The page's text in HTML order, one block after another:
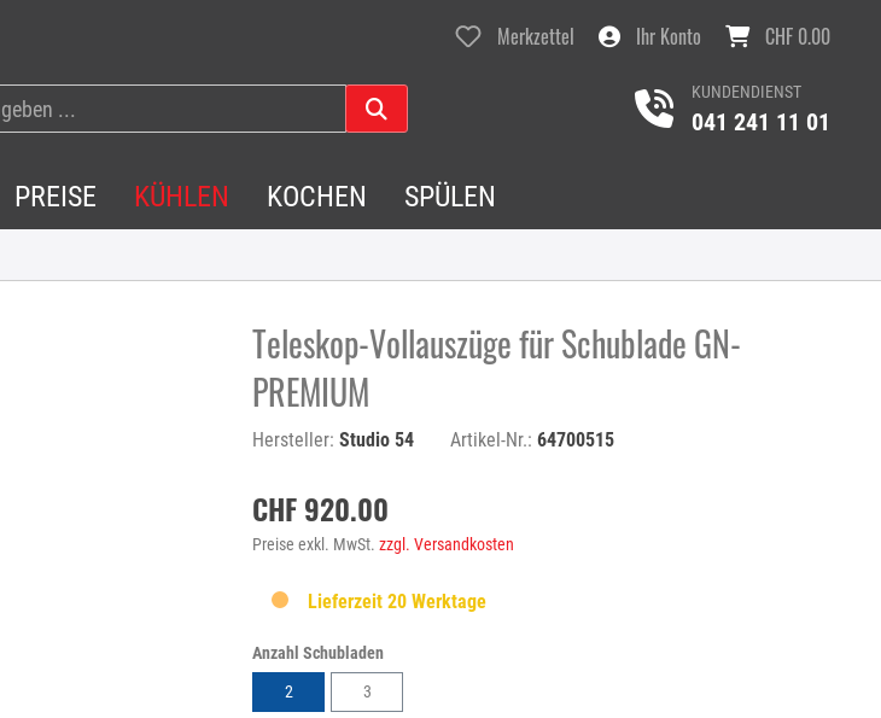
Merkzettel Ihr Konto CHF 0.00
KUNDENDIENST
041 241 11 01
PREISE KÜHLEN KOCHEN SPÜLEN
Teleskop-Vollauszüge für Schublade GN-
PREMIUM
Hersteller:Studio 54 Artikel-Nr.:64700515
CHF 920.00
Preise exkl. MwSt.zzgl. Versandkosten
Lieferzeit 20 Werktage
Anzahl Schubladen
2
3